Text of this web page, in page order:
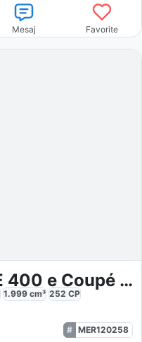
Mesaj Favorite
Mercedes-Benz GLE 400 e Coupé 4M AMG
1.999 cm³ 252 CP
MER120258